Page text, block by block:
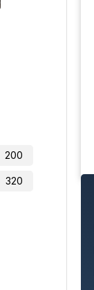
200
320